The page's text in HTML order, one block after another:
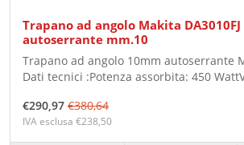
Trapano ad angolo Makita
autoserrante mm.10
Trapano ad angolo 10mm autoserrante
Dati tecnici :Potenza assorbita: 450
€290,97 €380,64
IVA esclusa €238,50